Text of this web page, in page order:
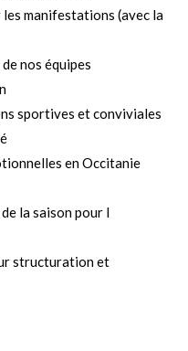
manifestations (avec la
nos équipes
sportives et conviviales
en Occitanie
la saison pour l
structuration et